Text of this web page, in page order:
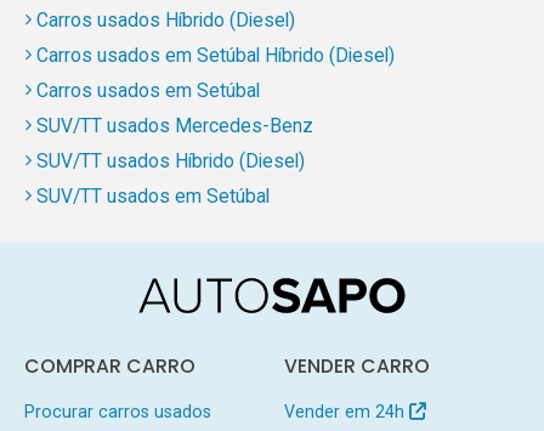
Carros usados Híbrido (Diesel)
Carros usados em Setúbal Híbrido (Diesel)
Carros usados em Setúbal
SUV/TT usados Mercedes-Benz
SUV/TT usados Híbrido (Diesel)
SUV/TT usados em Setúbal
COMPRAR CARRO
Procurar carros usados
VENDER CARRO
Vender em 24h